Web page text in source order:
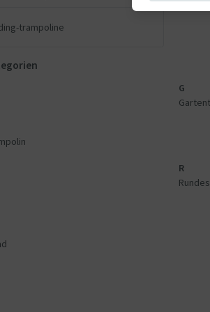
trampoline
G
R